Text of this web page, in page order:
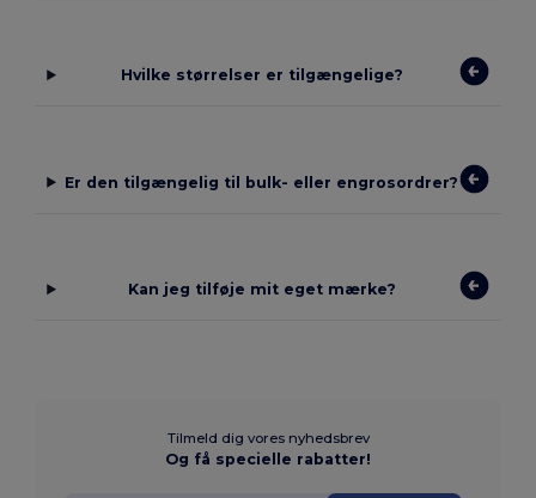
Hvilke størrelser er tilgængelige?
Er den tilgængelig til bulk- eller engrosordrer?
Kan jeg tilføje mit eget mærke?
Tilmeld dig vores nyhedsbrev
Og få specielle rabatter!